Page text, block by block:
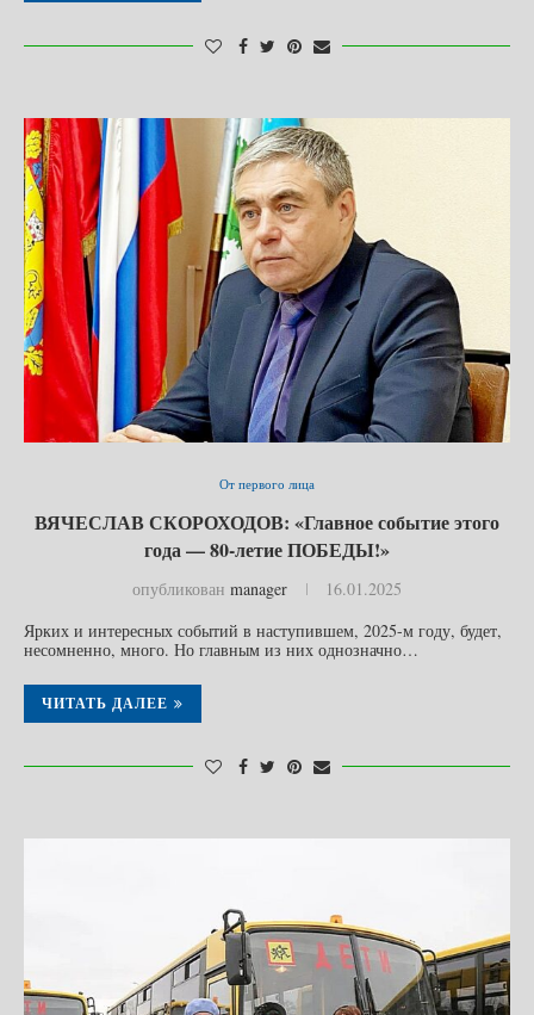
От первого лица
ВЯЧЕСЛАВ СКОРОХОДОВ: «Главное событие этого
года — 80-летие ПОБЕДЫ!»
опубликован manager
16.01.2025
Ярких и интересных событий в наступившем, 2025-м году, будет,
несомненно, много. Но главным из них однозначно…
ЧИТАТЬ ДАЛЕЕ